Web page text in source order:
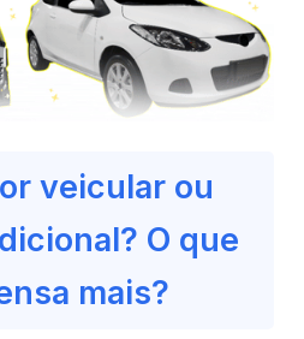
veicular ou
O que
mais?